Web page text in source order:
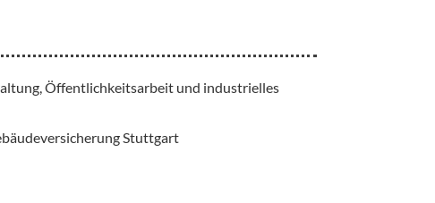
Öffentlichkeitsarbeit und industrielles
Stuttgart